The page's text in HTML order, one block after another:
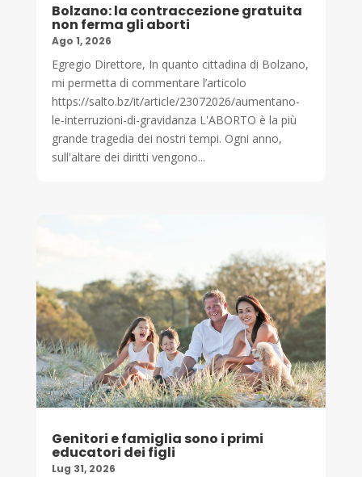
Bolzano: la contraccezione gratuita
non ferma gli aborti
Ago 1, 2026
Egregio Direttore, In quanto cittadina di Bolzano,
mi permetta di commentare l’articolo
https://salto.bz/it/article/23072026/aumentano-
le-interruzioni-di-gravidanza L'ABORTO è la più
grande tragedia dei nostri tempi. Ogni anno,
sull'altare dei diritti vengono...
Genitori e famiglia sono i primi
educatori dei figli
Lug 31, 2026